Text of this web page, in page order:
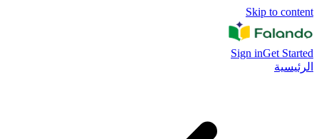
Skip to content
Sign inGet Started
الرئيسية